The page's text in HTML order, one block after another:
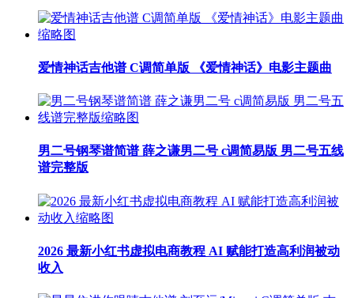
爱情神话吉他谱 C调简单版 《爱情神话》电影主题曲
男二号钢琴谱简谱 薛之谦男二号 c调简易版 男二号五线
谱完整版
2026 最新小红书虚拟电商教程 AI 赋能打造高利润被动
收入